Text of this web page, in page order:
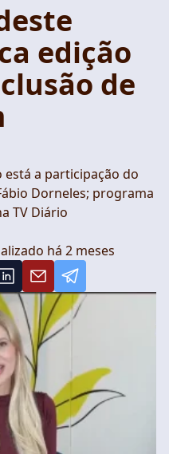
edição
de
está a participação do
Dorneles; programa
TV Diário
há 2 meses